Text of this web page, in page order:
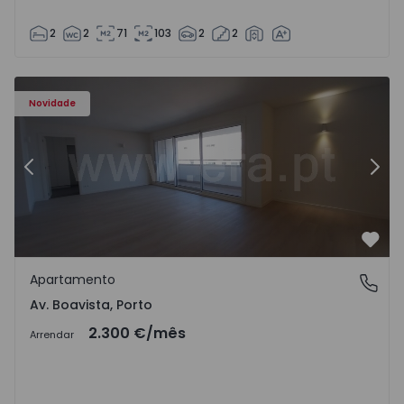
2 2 71 103 2 2
Novidade
Apartamento T3 Porto, Av. Boavista - 1575472 - 5
Anterior
Av. Boavista, Porto
Apartamento
Av. Boavista, Porto
Arrendar 2.300 €/mês